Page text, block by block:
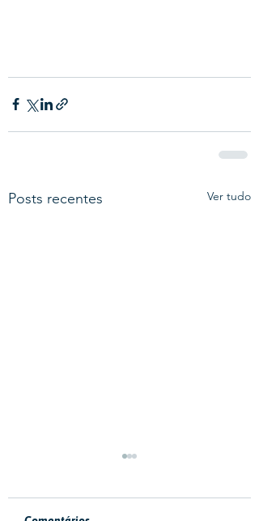
Posts recentes Ver tudo